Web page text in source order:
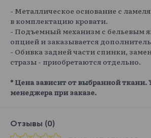
- Металлическое основание с
в комплектацию кровати.
- Подъемный механизм с бельевым
опцией и заказывается
- Обивка задней части спинки,
стразы - приобретаются отдельно.
* Цена зависит от выбранной ткани.
менеджера при заказе.
Отзывы (0)